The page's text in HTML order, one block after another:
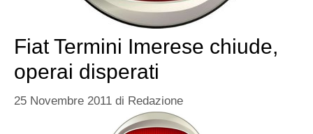
Fiat Termini Imerese chiude,
operai disperati
25 Novembre 2011 di Redazione